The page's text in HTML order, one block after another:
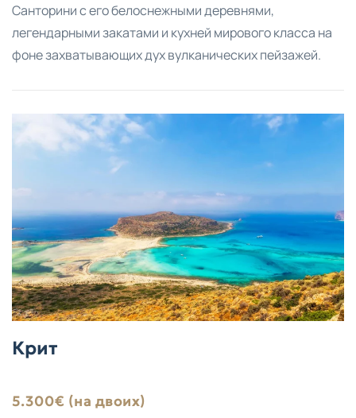
Санторини с его белоснежными деревнями,
легендарными закатами и кухней мирового класса на
фоне захватывающих дух вулканических пейзажей.
Крит
5.300€ (на двоих)